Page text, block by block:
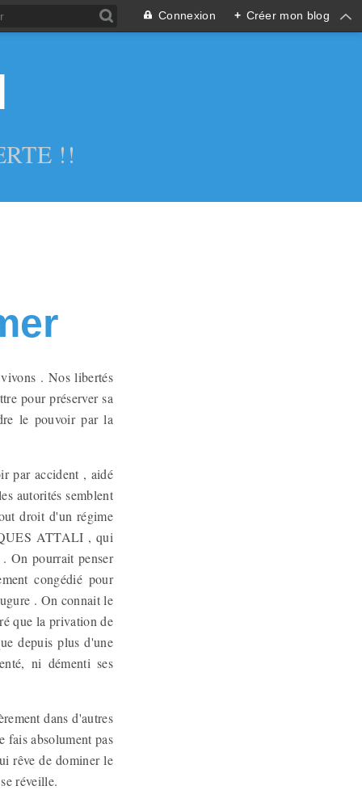
Connexion + Créer mon blog
!!
. Nos libertés
pour préserver sa
le pouvoir par la
par accident , aidé
autorités semblent
droit d'un régime
ATTALI , qui
On pourrait penser
congédié pour
. On connait le
que la privation de
depuis plus d'une
ni démenti ses
dans d'autres
fais absolument pas
rêve de dominer le
réveille.